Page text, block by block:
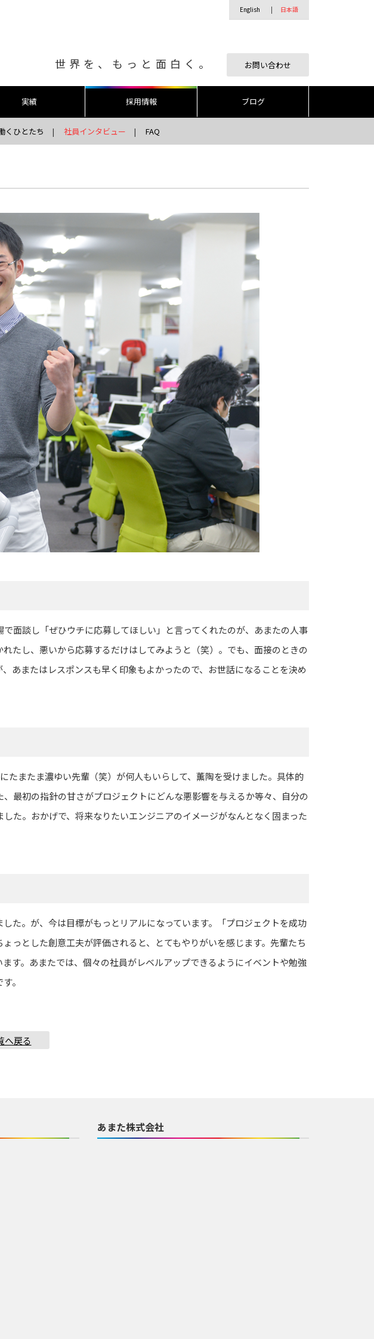
English 日本語
世界を、もっと面白く。 お問い合わせ
実績 採用情報 ブログ
くひとたち 社員インタビュー FAQ
面談し「ぜひウチに応募してほしい」と言ってくれたのが、あまたの人事
たし、悪いから応募するだけはしてみようと（笑）。でも、面接のときの
あまたはレスポンスも早く印象もよかったので、お世話になることを決め
またま濃ゆい先輩（笑）が何人もいらして、薫陶を受けました。具体的
最初の指針の甘さがプロジェクトにどんな悪影響を与えるか等々、自分の
た。おかげで、将来なりたいエンジニアのイメージがなんとなく固まった
た。が、今は目標がもっとリアルになっています。「プロジェクトを成功
っとした創意工夫が評価されると、とてもやりがいを感じます。先輩たち
す。あまたでは、個々の社員がレベルアップできるようにイベントや勉強
。
へ戻る
あまた株式会社